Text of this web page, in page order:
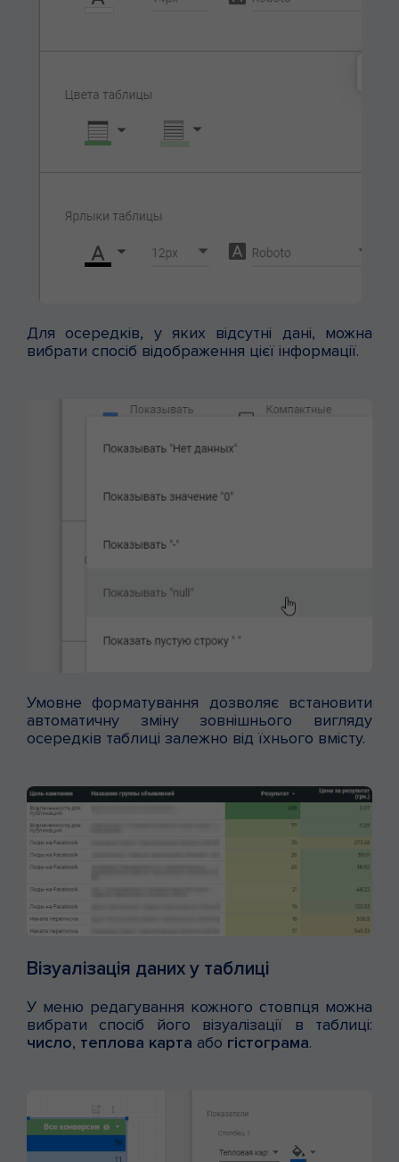
Для осередків, у яких відсутні дані, можна
вибрати спосіб відображення цієї інформації.
Умовне форматування дозволяє встановити
автоматичну зміну зовнішнього вигляду
осередків таблиці залежно від їхнього вмісту.
Візуалізація даних у таблиці
У меню редагування кожного стовпця можна
вибрати спосіб його візуалізації в таблиці:
число, теплова карта або гістограма.